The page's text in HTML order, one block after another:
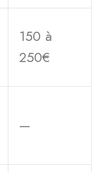
150 à
250€
—